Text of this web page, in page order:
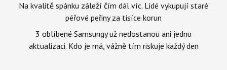
Na kvalitě spánku záleží čím dál víc. Lidé vykupují staré
péřové peřiny za tisíce korun
3 oblíbené Samsungy už nedostanou ani jednu
aktualizaci. Kdo je má, vážně tím riskuje každý den